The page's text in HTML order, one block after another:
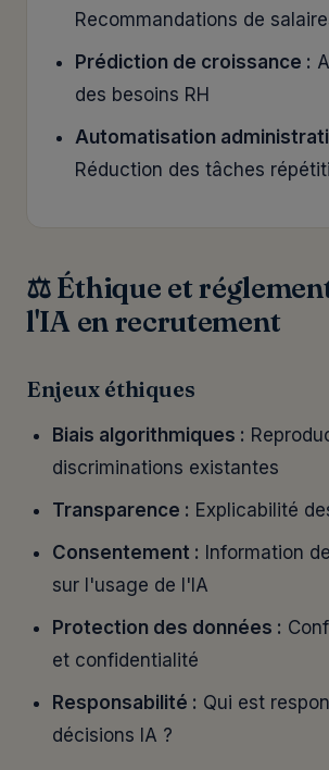
Recommandations de
Prédiction de croissance :
des besoins RH
Automatisation
Réduction des tâches
⚖️ Éthique et
l'IA en recrutement
Enjeux éthiques
Biais algorithmiques :
discriminations existantes
Transparence : Explicabilité
Consentement : Information
sur l'usage de l'IA
Protection des données :
et confidentialité
Responsabilité : Qui est
décisions IA ?